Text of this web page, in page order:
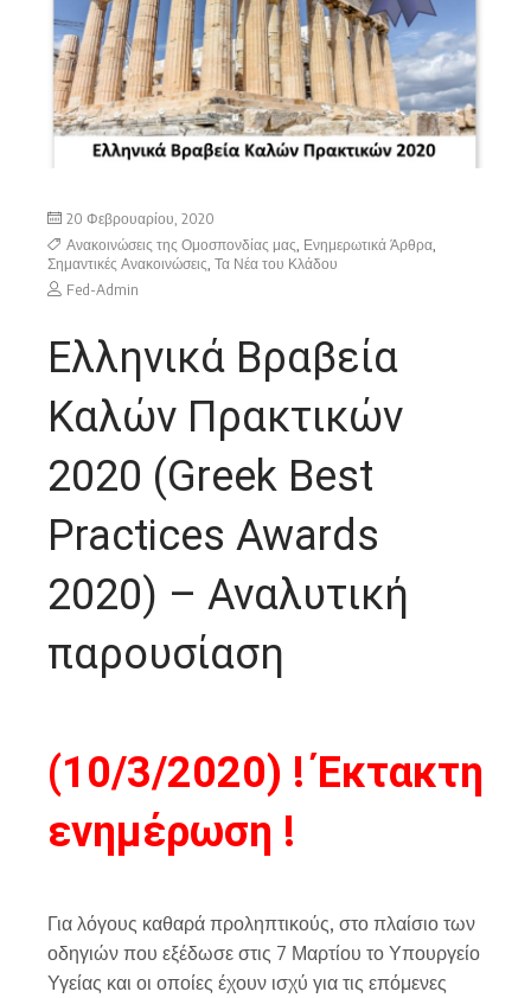
20 Φεβρουαρίου, 2020
Ανακοινώσεις της Ομοσπονδίας μας Ενημερωτικά Άρθρα
Σημαντικές Ανακοινώσεις Τα Νέα του Κλάδου
Fed-Admin
Ελληνικά Βραβεία
Καλών Πρακτικών
2020 (Greek Best
Practices Awards
2020) – Αναλυτική
παρουσίαση
(10/3/2020) ! Έκτακτη
ενημέρωση !
Για λόγους καθαρά προληπτικούς, στο πλαίσιο των
οδηγιών που εξέδωσε στις 7 Μαρτίου το Υπουργείο
Υγείας και οι οποίες έχουν ισχύ για τις επόμενες